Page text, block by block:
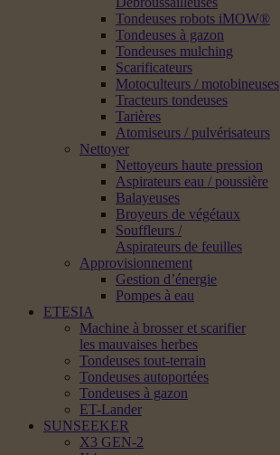
Tondeuses robots iMOW®
Tondeuses à gazon
Tondeuses mulching
Scarificateurs
Motoculteurs / motobineuses
Tracteurs tondeuses
Tarières
Atomiseurs / pulvérisateurs
Nettoyer
Nettoyeurs haute pression
Aspirateurs eau / poussière
Balayeuses
Broyeurs de végétaux
Souffleurs /
Aspirateurs de feuilles
Approvisionnement
Gestion d’énergie
Pompes à eau
ETESIA
Machine à brosser et scarifier
les mauvaises herbes
Tondeuses tout-terrain
Tondeuses autoportées
Tondeuses à gazon
ET-Lander
SUNSEEKER
X3 GEN-2